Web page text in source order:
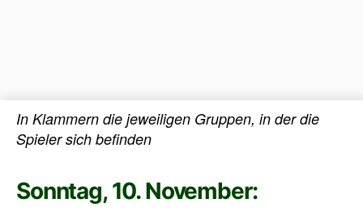
In Klammern die jeweiligen Gruppen, in der die
Spieler sich befinden
Sonntag, 10. November: